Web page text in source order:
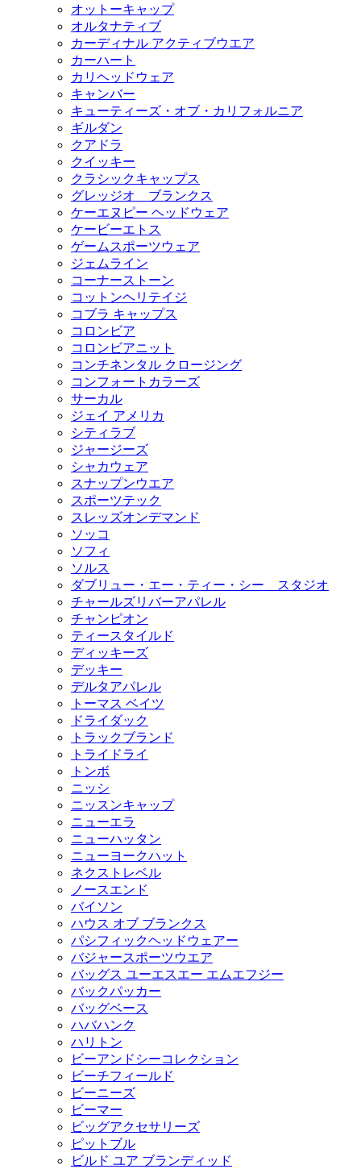
オットーキャップ
オルタナティブ
カーディナル アクティブウエア
カーハート
カリヘッドウェア
キャンバー
キューティーズ・オブ・カリフォルニア
ギルダン
クアドラ
クイッキー
クラシックキャップス
グレッジオ ブランクス
ケーエヌピー ヘッドウェア
ケービーエトス
ゲームスポーツウェア
ジェムライン
コーナーストーン
コットンヘリテイジ
コブラ キャップス
コロンビア
コロンビアニット
コンチネンタル クロージング
コンフォートカラーズ
サーカル
ジェイ アメリカ
シティラブ
ジャージーズ
シャカウェア
スナップンウエア
スポーツテック
スレッズオンデマンド
ソッコ
ソフィ
ソルス
ダブリュー・エー・ティー・シー スタジオ
チャールズリバーアパレル
チャンピオン
ティースタイルド
ディッキーズ
デッキー
デルタアパレル
トーマス ベイツ
ドライダック
トラックブランド
トライドライ
トンボ
ニッシ
ニッスンキャップ
ニューエラ
ニューハッタン
ニューヨークハット
ネクストレベル
ノースエンド
バイソン
ハウス オブ ブランクス
パシフィックヘッドウェアー
バジャースポーツウエア
バッグス ユーエスエー エムエフジー
バックパッカー
バッグベース
ハバハンク
ハリトン
ビーアンドシーコレクション
ビーチフィールド
ビーニーズ
ビーマー
ビッグアクセサリーズ
ピットブル
ビルド ユア ブランディッド